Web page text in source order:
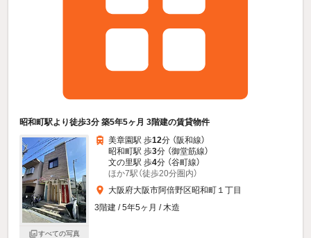
昭和町駅より徒歩3分 築5年5ヶ月 3階建の賃貸物件
すべての写真
美章園駅 歩12分 （阪和線）
昭和町駅 歩3分 （御堂筋線）
文の里駅 歩4分 （谷町線）
ほか7駅（徒歩20分圏内）
大阪府大阪市阿倍野区昭和町１丁目
3階建 / 5年5ヶ月 / 木造